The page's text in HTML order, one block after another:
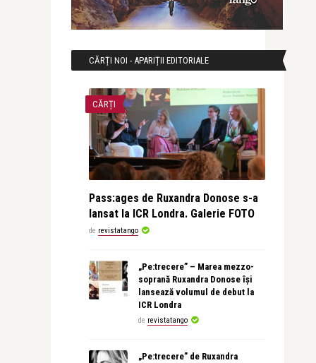
CĂRȚI NOI - APARIȚII EDITORIALE
CĂRȚI
Pass:ages de Ruxandra Donose s-a
lansat la ICR Londra. Galerie FOTO
de revistatango
„Pe:trecere” – Marea mezzo-
soprană Ruxandra Donose își
lansează volumul de debut la
ICR Londra
de revistatango
„Pe:trecere” de Ruxandra